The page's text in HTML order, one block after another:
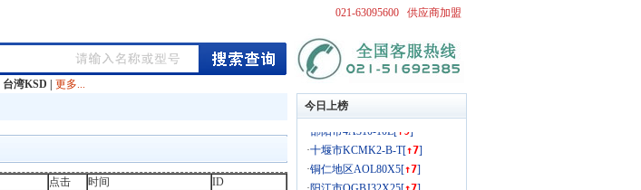
供应商加盟
021-63095600
台湾KSD
更多...
点击 时间
ID
今日上榜
上海涂胶机器人[ ↑11 ]
·宁夏喷涂机器人[ ↑11]
·辽宁省SC40X800-[
十堰市KCMK2-B-T[ ↑7]
铜仁地区AOL80X5[ ↑7]
阳江市QGBJ32X25[ ↑7]